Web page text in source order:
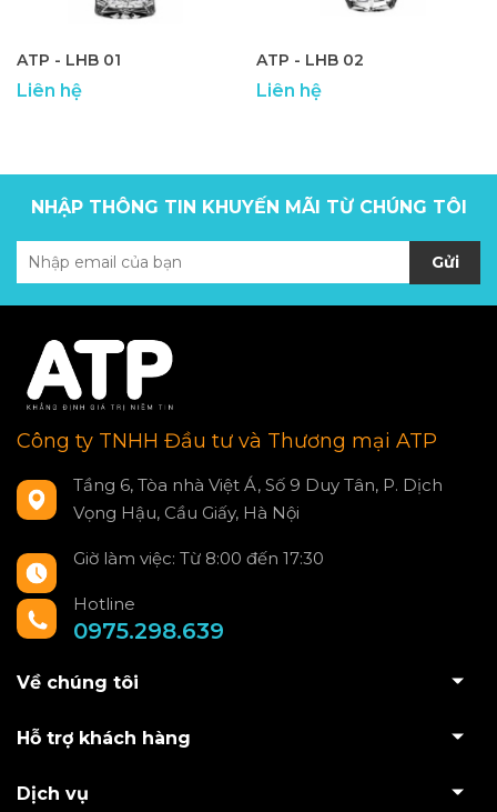
ATP - LHB 01
Liên hệ
ATP - LHB 02
Liên hệ
NHẬP THÔNG TIN KHUYẾN MÃI TỪ CHÚNG TÔI
Gửi
Công ty TNHH Đầu tư và Thương mại ATP
Tầng 6, Tòa nhà Việt Á, Số 9 Duy Tân, P. Dịch
Vọng Hậu, Cầu Giấy, Hà Nội
Giờ làm việc: Từ 8:00 đến 17:30
Hotline
0975.298.639
Về chúng tôi
Hỗ trợ khách hàng
Dịch vụ